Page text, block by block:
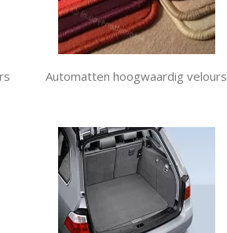
Automatten hoogwaardig velours